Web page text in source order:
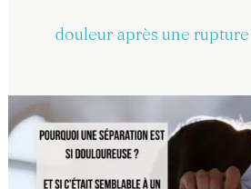
douleur après une rupture
Pourquoi
séparation